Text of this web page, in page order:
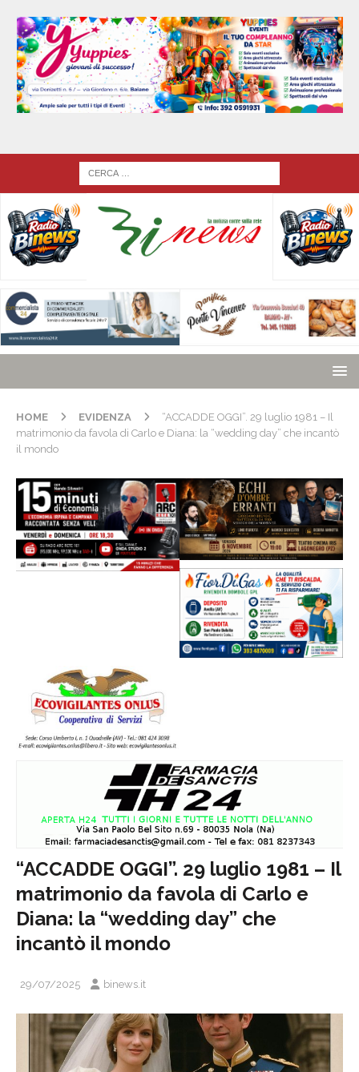
HOME EVIDENZA
“ACCADDE OGGI”. 29 luglio 1981 – Il
matrimonio da favola di Carlo e Diana: la “wedding day” che incantò
il mondo
“ACCADDE OGGI”. 29 luglio 1981 – Il
matrimonio da favola di Carlo e
Diana: la “wedding day” che
incantò il mondo
29/07/2025 binews.it